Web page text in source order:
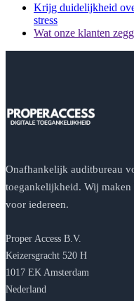
Krijg duidelijkheid
stress
Wat onze klanten
Onafhankelijk auditbureau
toegankelijkheid. Wij
voor iedereen.
Proper Access B.V.
Keizersgracht 520 H
1017 EK Amsterdam
Nederland